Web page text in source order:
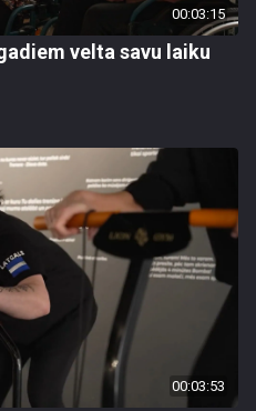
00:03:15
velta savu laiku
00:03:53